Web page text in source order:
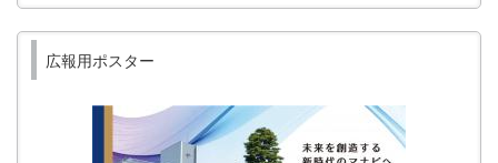
広報用ポスター